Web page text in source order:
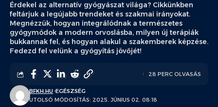
Érdekel az alternatív gyógyászat világa? Cikkünkben
feltárjuk a legújabb trendeket és szakmai irányokat.
Megnézzük, hogyan integrálódnak a természetes
gyógymódok a modern orvoslásba, milyen új terápiák
bukkannak fel, és hogyan alakul a szakemberek képzése.
Fedezd fel velünk a gyógyítás jövőjét!
UTOLSÓ MÓDOSÍTÁS: 2025. JÚNIUS 02. 08:18
BFKH.HU EGÉSZSÉG
28 PERC OLVASÁS